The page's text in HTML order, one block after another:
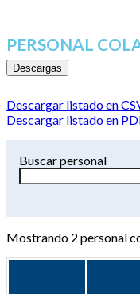
PERSONAL
Descargas
Descargar listado en
Descargar listado en
Buscar personal
Mostrando 2 personal